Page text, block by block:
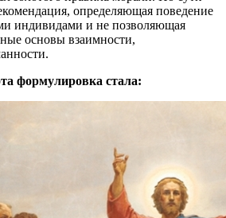
определяющая поведение
индивидами и не позволяющая
основы взаимности,
формулировка стала: